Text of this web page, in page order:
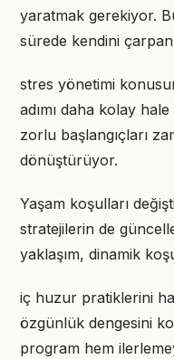
yaratmak gerekiyor.
sürede kendini
stres yönetimi
adımı daha kolay
zorlu başlangıçları
dönüştürüyor.
Yaşam koşulları
stratejilerin de
yaklaşım, dinamik
iç huzur pratiklerini
özgünlük dengesini
program hem